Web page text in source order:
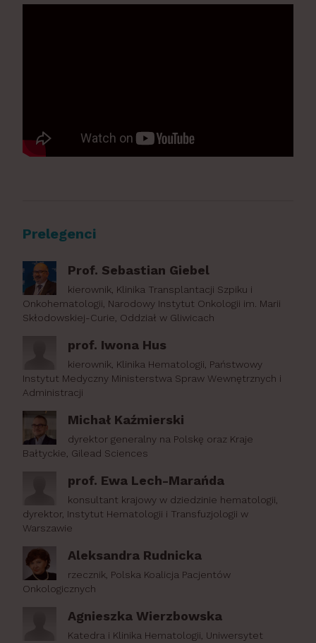
Prelegenci
Prof. Sebastian Giebel
kierownik, Klinika Transplantacji Szpiku i
Onkohematologii, Narodowy Instytut Onkologii im. Marii
Skłodowskiej-Curie, Oddział w Gliwicach
prof. Iwona Hus
kierownik, Klinika Hematologii, Państwowy
Instytut Medyczny Ministerstwa Spraw Wewnętrznych i
Administracji
Michał Kaźmierski
dyrektor generalny na Polskę oraz Kraje
Bałtyckie, Gilead Sciences
prof. Ewa Lech-Marańda
konsultant krajowy w dziedzinie hematologii,
dyrektor, Instytut Hematologii i Transfuzjologii w
Warszawie
Aleksandra Rudnicka
rzecznik, Polska Koalicja Pacjentów
Onkologicznych
Agnieszka Wierzbowska
Katedra i Klinika Hematologii, Uniwersytet